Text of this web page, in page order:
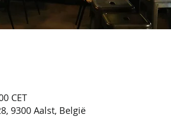
CET
9300 Aalst, België